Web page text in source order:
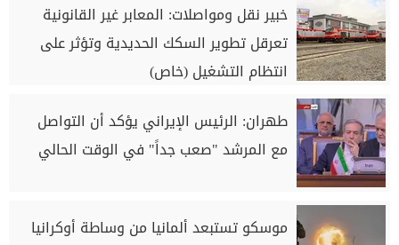
خبير نقل ومواصلات: المعابر غير القانونية
تعرقل تطوير السكك الحديدية وتؤثر على
انتظام التشغيل (خاص)
طهران: الرئيس الإيراني يؤكد أن التواصل
مع المرشد "صعب جداً" في الوقت الحالي
موسكو تستبعد ألمانيا من وساطة أوكرانيا